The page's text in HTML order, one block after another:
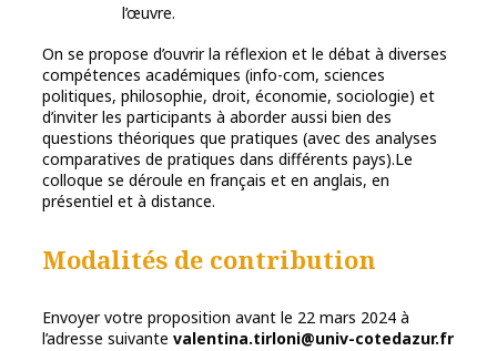
l’œuvre.
On se propose d’ouvrir la réflexion et le débat à diverses
compétences académiques (info-com, sciences
politiques, philosophie, droit, économie, sociologie) et
d’inviter les participants à aborder aussi bien des
questions théoriques que pratiques (avec des analyses
comparatives de pratiques dans différents pays).Le
colloque se déroule en français et en anglais, en
présentiel et à distance.
Modalités de contribution
Envoyer votre proposition avant le 22 mars 2024 à
l’adresse suivante valentina.tirloni@univ-cotedazur.fr